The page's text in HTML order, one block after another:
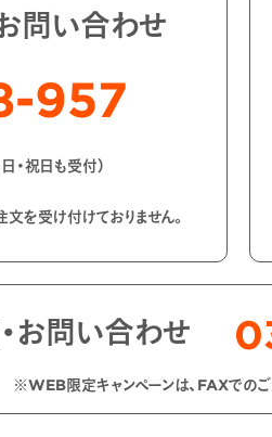
問い合わせ
957
・祝日も受付）
を受け付けておりません。
お問い合わせ
※WEB限定キャンペーンは、FAXでのご